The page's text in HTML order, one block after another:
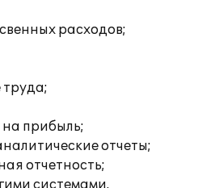
расходов;
труда;
на прибыль;
отчеты;
отчетность;
системами.